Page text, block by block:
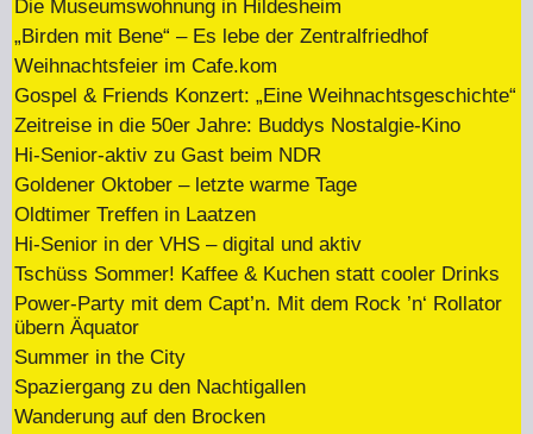
Die Museumswohnung in Hildesheim
„Birden mit Bene“ – Es lebe der Zentralfriedhof
Weihnachtsfeier im Cafe.kom
Gospel & Friends Konzert: „Eine Weihnachtsgeschichte“
Zeitreise in die 50er Jahre: Buddys Nostalgie-Kino
Hi-Senior-aktiv zu Gast beim NDR
Goldener Oktober – letzte warme Tage
Oldtimer Treffen in Laatzen
Hi-Senior in der VHS – digital und aktiv
Tschüss Sommer! Kaffee & Kuchen statt cooler Drinks
Power-Party mit dem Capt’n. Mit dem Rock ’n‘ Rollator
übern Äquator
Summer in the City
Spaziergang zu den Nachtigallen
Wanderung auf den Brocken